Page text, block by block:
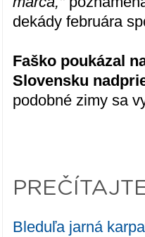
dekády februára
Faško poukázal
Slovensku
podobné zimy sa
Bleduľa jarná